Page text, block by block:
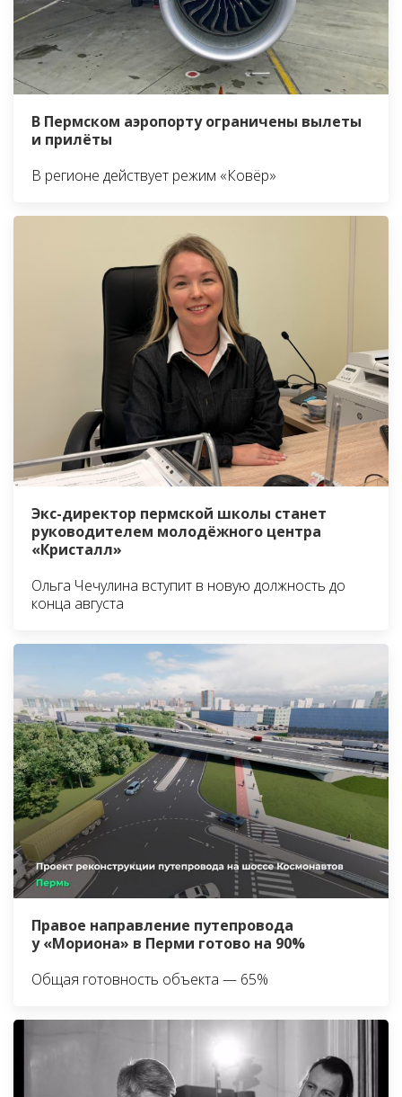
В Пермском аэропорту ограничены вылеты
и прилёты
В регионе действует режим «Ковёр»
Экс-директор пермской школы станет
руководителем молодёжного центра
«Кристалл»
Ольга Чечулина вступит в новую должность до
конца августа
Правое направление путепровода
у «Мориона» в Перми готово на 90%
Общая готовность объекта — 65%